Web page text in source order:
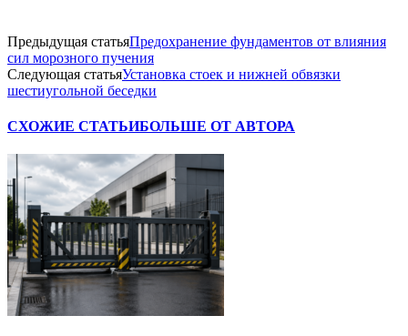
Предыдущая статьяПредохранение фундаментов от влияния
сил морозного пучения
Следующая статьяУстановка стоек и нижней обвязки
шестиугольной беседки
СХОЖИЕ СТАТЬИБОЛЬШЕ ОТ АВТОРА